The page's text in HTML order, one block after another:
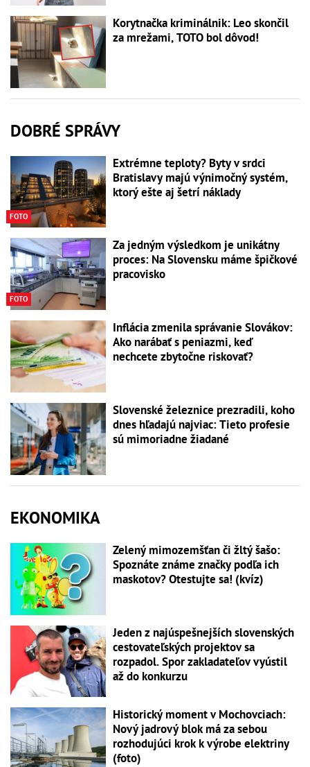
Korytnačka kriminálnik: Leo skončil
za mrežami, TOTO bol dôvod!
DOBRÉ SPRÁVY
FOTO
Extrémne teploty? Byty v srdci
Bratislavy majú výnimočný systém,
ktorý ešte aj šetrí náklady
FOTO
Za jedným výsledkom je unikátny
proces: Na Slovensku máme špičkové
pracovisko
Inflácia zmenila správanie Slovákov:
Ako narábať s peniazmi, keď
nechcete zbytočne riskovať?
Slovenské železnice prezradili, koho
dnes hľadajú najviac: Tieto profesie
sú mimoriadne žiadané
EKONOMIKA
Zelený mimozemšťan či žltý šašo:
Spoznáte známe značky podľa ich
maskotov? Otestujte sa! (kvíz)
Jeden z najúspešnejších slovenských
cestovateľských projektov sa
rozpadol. Spor zakladateľov vyústil
až do konkurzu
Historický moment v Mochovciach:
Nový jadrový blok má za sebou
rozhodujúci krok k výrobe elektriny
(foto)